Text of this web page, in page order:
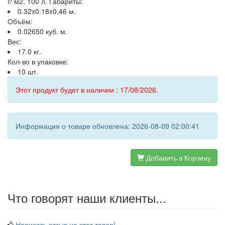
0.32x0.18x0.46 м.
Объём:
0.02650 куб. м.
Вес:
17.0 кг.
Кол-во в упаковке:
10 шт.
Этот продукт будет в наличии : 17/08/2026.
Информация о товаре обновлена: 2026-08-09 02:00:41
Добавить в Корзину
Что говорят наши клиенты...